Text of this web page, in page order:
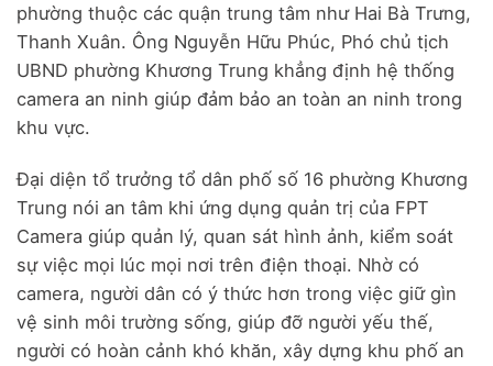
phường thuộc các quận trung tâm như Hai Bà Trưng,
Thanh Xuân. Ông Nguyễn Hữu Phúc, Phó chủ tịch
UBND phường Khương Trung khẳng định hệ thống
camera an ninh giúp đảm bảo an toàn an ninh trong
khu vực.
Đại diện tổ trưởng tổ dân phố số 16 phường Khương
Trung nói an tâm khi ứng dụng quản trị của FPT
Camera giúp quản lý, quan sát hình ảnh, kiểm soát
sự việc mọi lúc mọi nơi trên điện thoại. Nhờ có
camera, người dân có ý thức hơn trong việc giữ gìn
vệ sinh môi trường sống, giúp đỡ người yếu thế,
người có hoàn cảnh khó khăn, xây dựng khu phố an